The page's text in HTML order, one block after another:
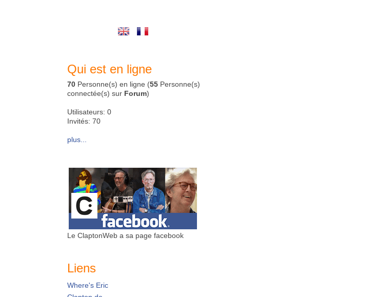
Qui est en ligne
70 Personne(s) en ligne (55 Personne(s)
connectée(s) sur Forum)
Utilisateurs: 0
Invités: 70
plus...
Le ClaptonWeb a sa page facebook
Liens
Where's Eric